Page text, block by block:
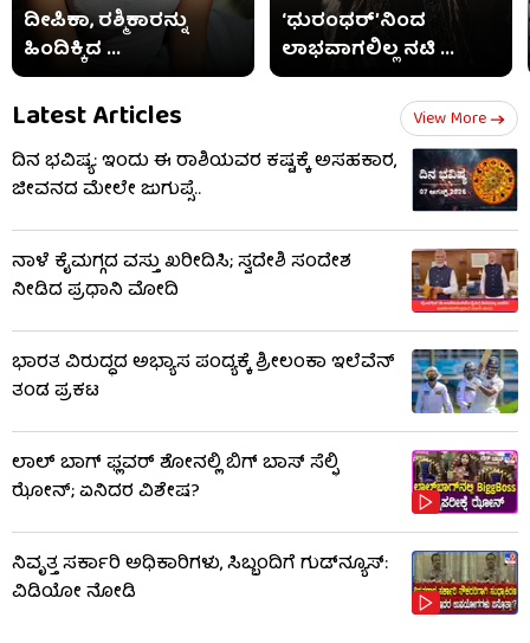
ದೀಪಿಕಾ, ರಶ್ಮಿಕಾರನ್ನು
ಹಿಂದಿಕ್ಕಿದ ...
‘ಧುರಂಧರ್’ನಿಂದ
ಲಾಭವಾಗಲಿಲ್ಲ ನಟಿ ...
Latest Articles View More
ದಿನ ಭವಿಷ್ಯ: ಇಂದು ಈ ರಾಶಿಯವರ ಕಷ್ಟಕ್ಕೆ ಅಸಹಕಾರ,
ಜೀವನದ ಮೇಲೇ ಜುಗುಪ್ಸೆ..
ನಾಳೆ ಕೈಮಗ್ಗದ ವಸ್ತು ಖರೀದಿಸಿ; ಸ್ವದೇಶಿ ಸಂದೇಶ
ನೀಡಿದ ಪ್ರಧಾನಿ ಮೋದಿ
ಭಾರತ ವಿರುದ್ಧದ ಅಭ್ಯಾಸ ಪಂದ್ಯಕ್ಕೆ ಶ್ರೀಲಂಕಾ ಇಲೆವೆನ್
ತಂಡ ಪ್ರಕಟ
ಲಾಲ್ ಬಾಗ್ ಫ್ಲವರ್ ಶೋನಲ್ಲಿ ಬಿಗ್ ಬಾಸ್ ಸೆಲ್ಫಿ
ಝೋನ್; ಏನಿದರ ವಿಶೇಷ?
ನಿವೃತ್ತ ಸರ್ಕಾರಿ ಅಧಿಕಾರಿಗಳು, ಸಿಬ್ಬಂದಿಗೆ ಗುಡ್​ನ್ಯೂಸ್:
ವಿಡಿಯೋ ನೋಡಿ